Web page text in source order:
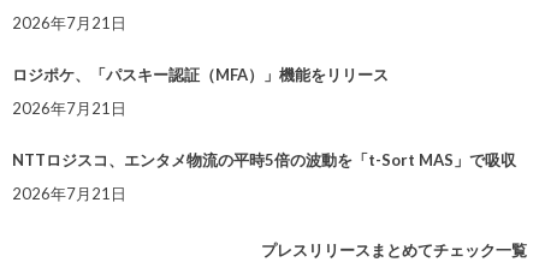
2026年7月21日
ロジポケ、「パスキー認証（MFA）」機能をリリース
2026年7月21日
NTTロジスコ、エンタメ物流の平時5倍の波動を「t-Sort MAS」で吸収
2026年7月21日
プレスリリースまとめてチェック一覧